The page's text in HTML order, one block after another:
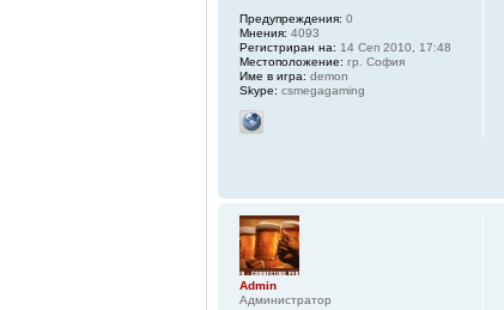
Предупреждения: 0
Мнения: 4093
Регистриран на: 14 Сеп 2010, 17:48
Местоположение: гр. София
Име в игра: demon
Skype: csmegagaming
Admin
Администратор